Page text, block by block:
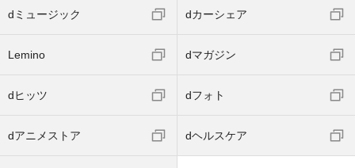
dミュージック dカーシェア
Lemino dマガジン
dヒッツ dフォト
dアニメストア dヘルスケア